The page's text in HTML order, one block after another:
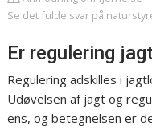
Se det fulde svar på
Er regulering
Regulering adskilles i
Udøvelsen af jagt og
ens, og betegnelsen er